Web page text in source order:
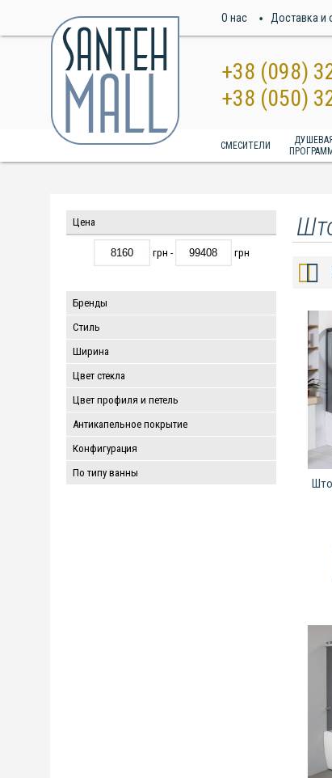
О нас Доставка и
+38 (098)
+38 (050)
СМЕСИТЕЛИ
ДУШЕВАЯ
Цена
грн - грн
Бренды
Стиль
Ширина
Цвет стекла
Цвет профиля и петель
Антикапельное покрытие
Конфигурация
По типу ванны